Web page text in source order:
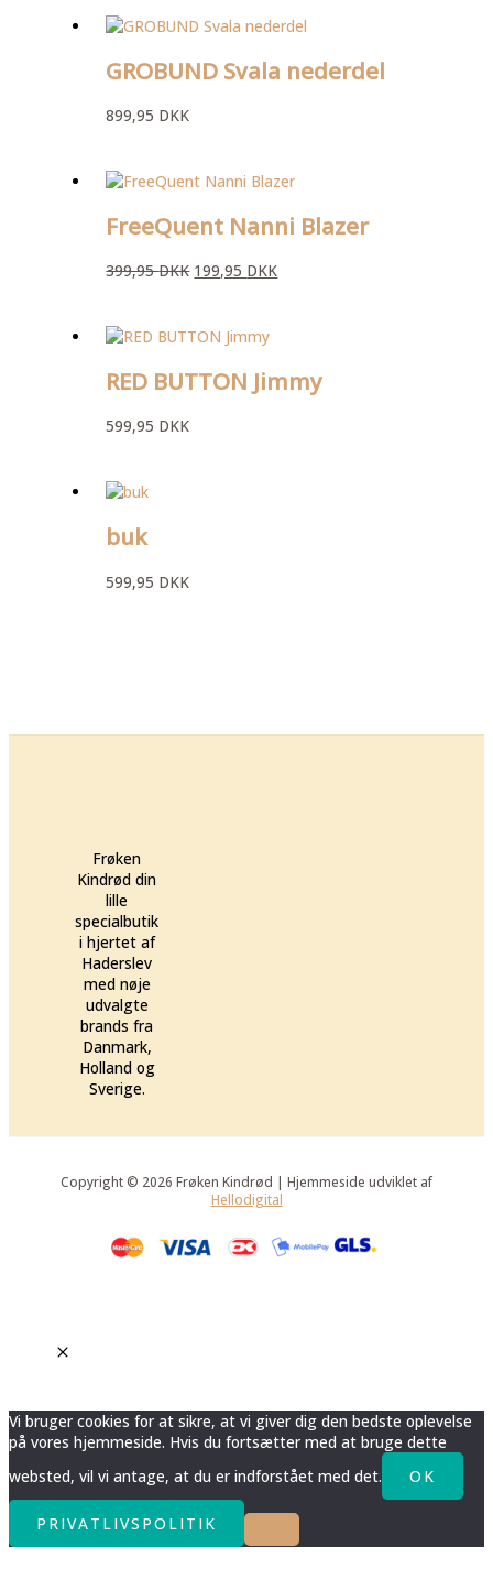
GROBUND Svala nederdel
899,95 DKK
FreeQuent Nanni Blazer
399,95DKK 199,95 DKK
RED BUTTON Jimmy
599,95 DKK
buk
599,95 DKK
Frøken
Kindrød din
lille
specialbutik
i hjertet af
Haderslev
med nøje
udvalgte
brands fra
Danmark,
Holland og
Sverige.
Copyright © 2026 Frøken Kindrød | Hjemmeside udviklet af
Hellodigital
Vi bruger cookies for at sikre, at vi giver dig den bedste oplevelse
på vores hjemmeside. Hvis du fortsætter med at bruge dette
websted, vil vi antage, at du er indforstået med det.
OK
PRIVATLIVSPOLITIK